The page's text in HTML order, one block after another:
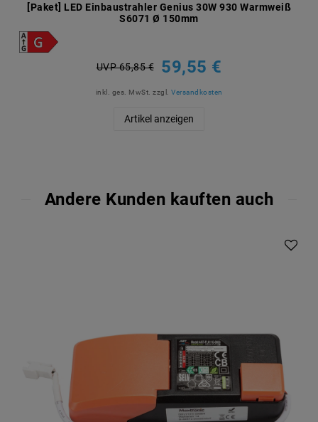
[Paket] LED Einbaustrahler Genius 30W 930 Warmweiß
S6071 Ø 150mm
UVP 65,85 € 59,55 €
inkl. ges. MwSt. zzgl. Versandkosten
Artikel anzeigen
Andere Kunden kauften auch